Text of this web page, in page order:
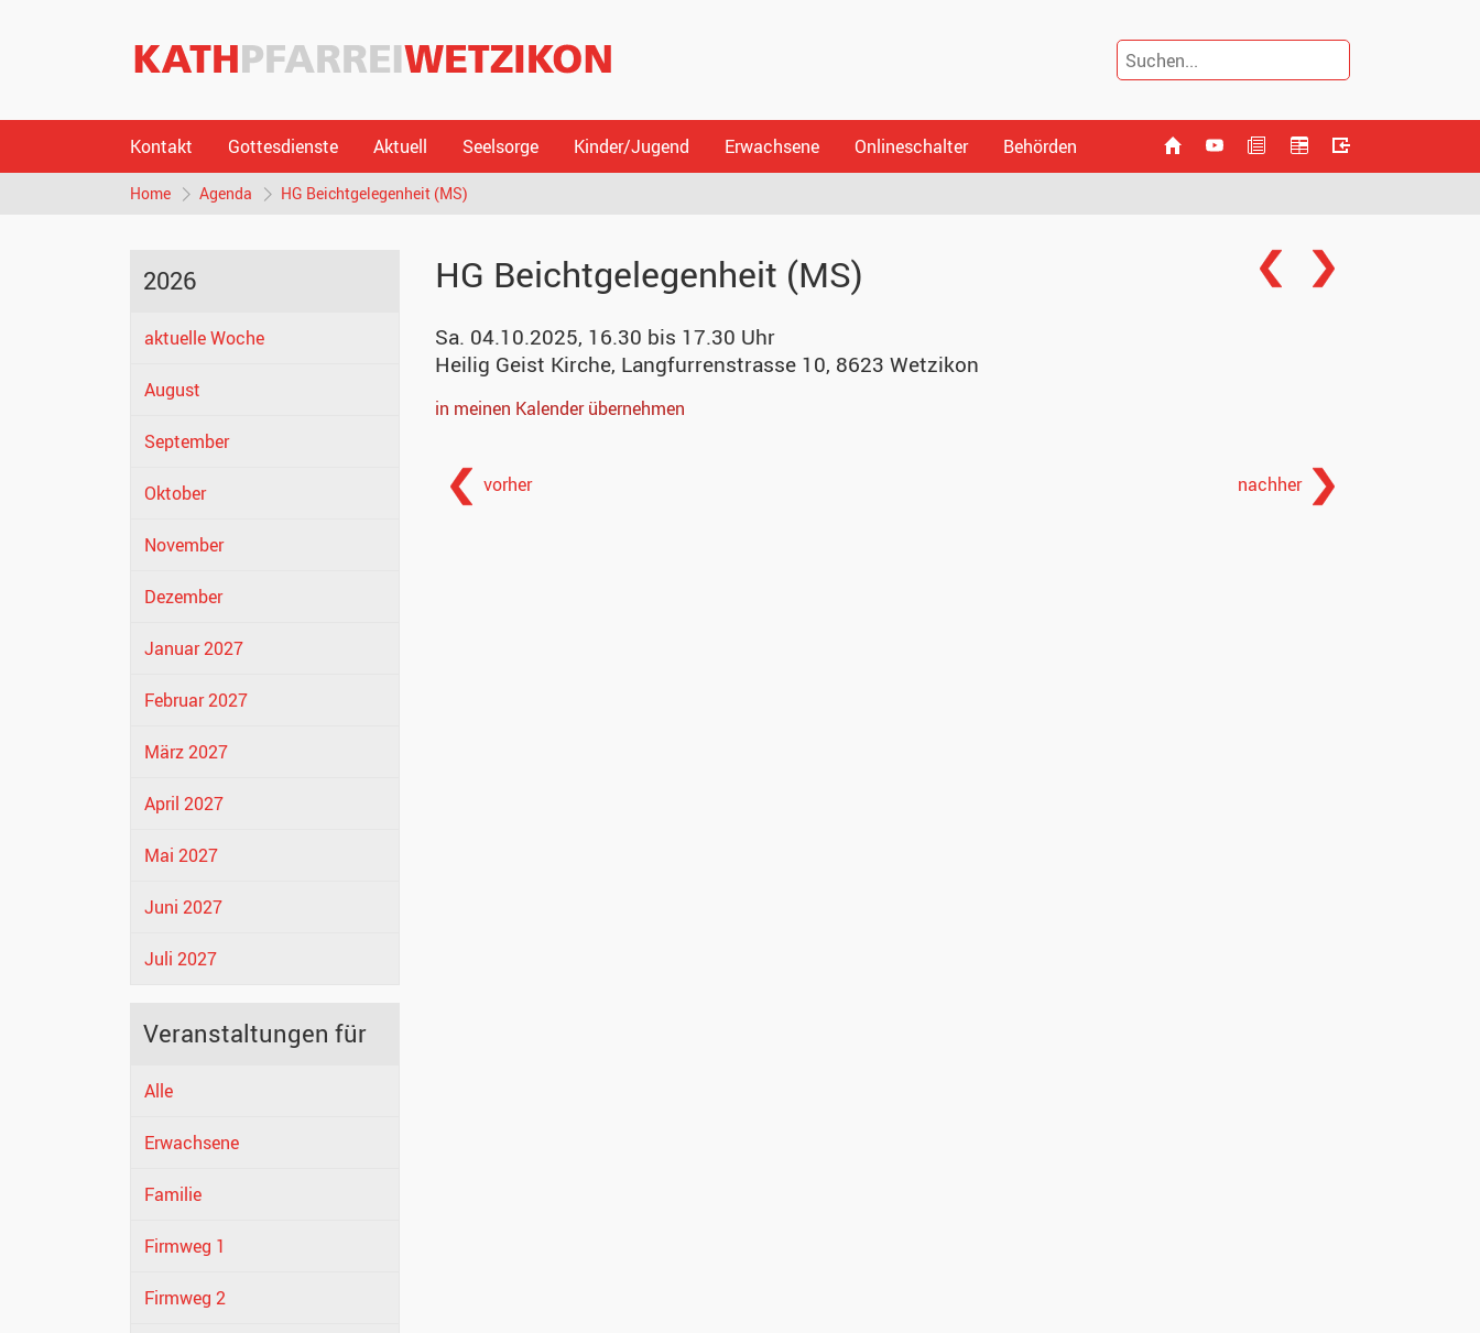
Kontakt Gottesdienste Aktuell Seelsorge Kinder/Jugend Erwachsene Onlineschalter Behörden
Home Agenda HG Beichtgelegenheit (MS)
2026
aktuelle Woche
August
September
Oktober
November
Dezember
Januar 2027
Februar 2027
März 2027
April 2027
Mai 2027
Juni 2027
Juli 2027
Veranstaltungen für
Alle
Erwachsene
Familie
Firmweg 1
Firmweg 2
HG Beichtgelegenheit (MS)
Sa. 04.10.2025, 16.30 bis 17.30 Uhr
Heilig Geist Kirche, Langfurrenstrasse 10, 8623 Wetzikon
in meinen Kalender übernehmen
vorher nachher